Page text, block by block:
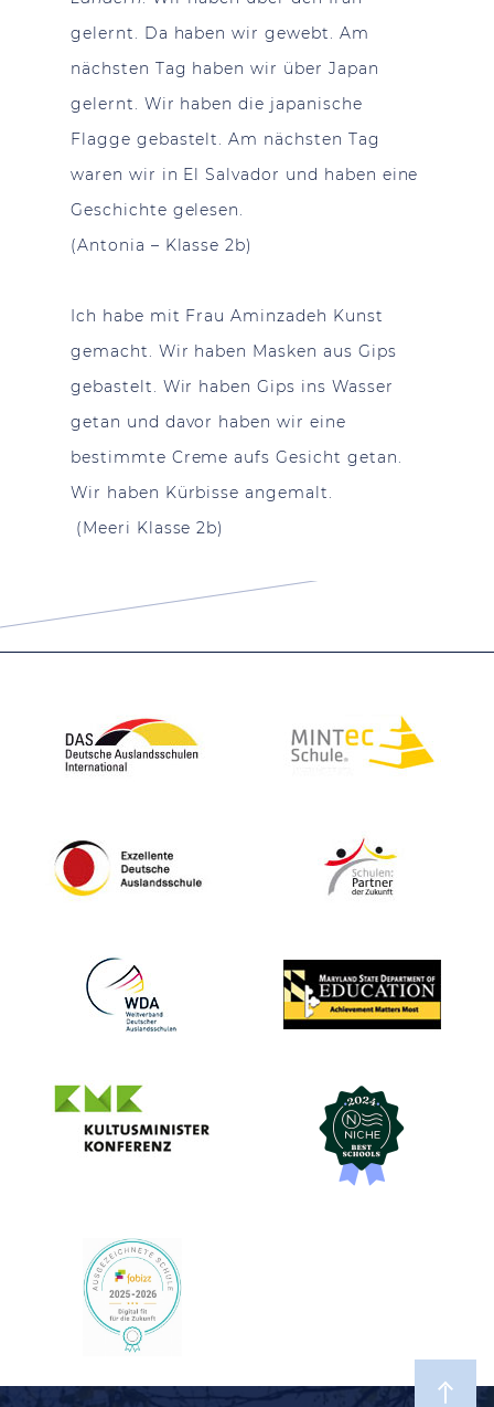
gelernt. Da haben wir gewebt. Am
nächsten Tag haben wir über Japan
gelernt. Wir haben die japanische
Flagge gebastelt. Am nächsten Tag
waren wir in El Salvador und haben eine
Geschichte gelesen.
(Antonia – Klasse 2b)
Ich habe mit Frau Aminzadeh Kunst
gemacht. Wir haben Masken aus Gips
gebastelt. Wir haben Gips ins Wasser
getan und davor haben wir eine
bestimmte Creme aufs Gesicht getan.
Wir haben Kürbisse angemalt.
(Meeri Klasse 2b)